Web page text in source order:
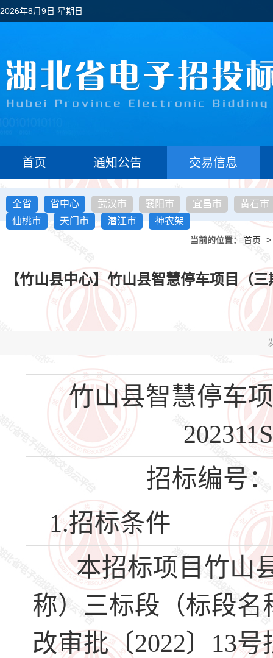
2026年8月9日 星期日
首页 通知公告 交易信息
全省 省中心 武汉市 襄阳市 宜昌市
黄石市
仙桃市
天门市 潜江市 神农架
当前的位置： 首页 >
【竹山县中心】竹山县智慧停车项目（
竹山县智慧停车
招标编号
1.招标条件
本招标项目竹山
称）三标段（标段
改审批〔2022〕13